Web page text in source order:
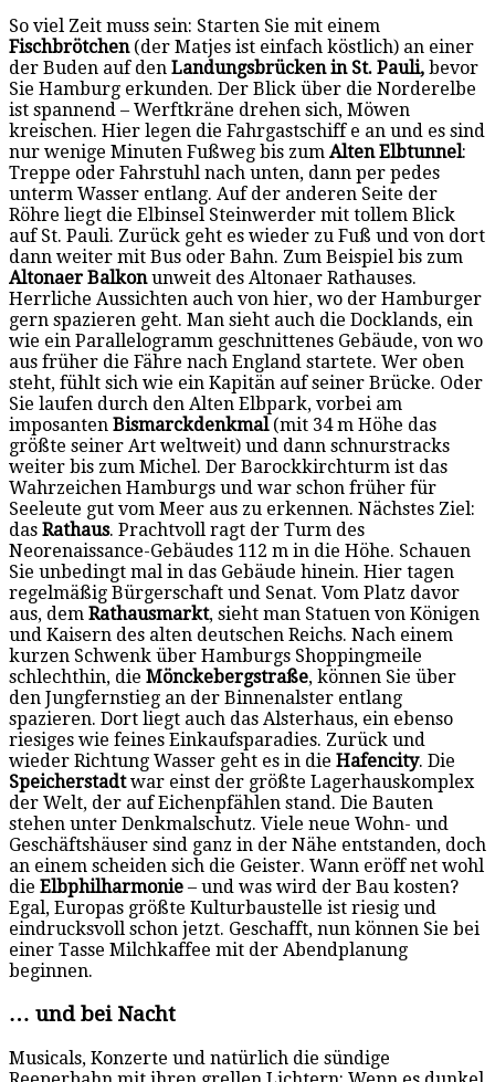
So viel Zeit muss sein: Starten Sie mit einem
Fischbrötchen(der Matjes ist einfach köstlich) an einer
der Buden auf den Landungsbrücken in St. Pauli, bevor
Sie Hamburg erkunden. Der Blick über die Norderelbe
ist spannend – Werftkräne drehen sich, Möwen
kreischen. Hier legen die Fahrgastschiff e an und es sind
nur wenige Minuten Fußweg bis zum Alten Elbtunnel:
Treppe oder Fahrstuhl nach unten, dann per pedes
unterm Wasser entlang. Auf der anderen Seite der
Röhre liegt die Elbinsel Steinwerder mit tollem Blick
auf St. Pauli. Zurück geht es wieder zu Fuß und von dort
dann weiter mit Bus oder Bahn. Zum Beispiel bis zum
Altonaer Balkonunweit des Altonaer Rathauses.
Herrliche Aussichten auch von hier, wo der Hamburger
gern spazieren geht. Man sieht auch die Docklands, ein
wie ein Parallelogramm geschnittenes Gebäude, von wo
aus früher die Fähre nach England startete. Wer oben
steht, fühlt sich wie ein Kapitän auf seiner Brücke. Oder
Sie laufen durch den Alten Elbpark, vorbei am
imposanten Bismarckdenkmal(mit 34 m Höhe das
größte seiner Art weltweit) und dann schnurstracks
weiter bis zum Michel. Der Barockkirchturm ist das
Wahrzeichen Hamburgs und war schon früher für
Seeleute gut vom Meer aus zu erkennen. Nächstes Ziel:
das Rathaus. Prachtvoll ragt der Turm des
Neorenaissance-Gebäudes 112 m in die Höhe. Schauen
Sie unbedingt mal in das Gebäude hinein. Hier tagen
regelmäßig Bürgerschaft und Senat. Vom Platz davor
aus, dem Rathausmarkt, sieht man Statuen von Königen
und Kaisern des alten deutschen Reichs. Nach einem
kurzen Schwenk über Hamburgs Shoppingmeile
schlechthin, die Mönckebergstraße, können Sie über
den Jungfernstieg an der Binnenalster entlang
spazieren. Dort liegt auch das Alsterhaus, ein ebenso
riesiges wie feines Einkaufsparadies. Zurück und
wieder Richtung Wasser geht es in die Hafencity. Die
Speicherstadtwar einst der größte Lagerhauskomplex
der Welt, der auf Eichenpfählen stand. Die Bauten
stehen unter Denkmalschutz. Viele neue Wohn- und
Geschäftshäuser sind ganz in der Nähe entstanden, doch
an einem scheiden sich die Geister. Wann eröff net wohl
die Elbphilharmonie – und was wird der Bau kosten?
Egal, Europas größte Kulturbaustelle ist riesig und
eindrucksvoll schon jetzt. Geschafft, nun können Sie bei
einer Tasse Milchkaffee mit der Abendplanung
beginnen.
… und bei Nacht
Musicals, Konzerte und natürlich die sündige